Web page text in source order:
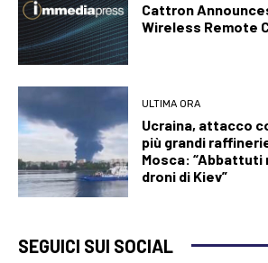
Cattron
Wireless Remote
ULTIMA ORA
Ucraina, attacco
più grandi
Mosca:
droni di Kiev”
SEGUICI SUI SOCIAL